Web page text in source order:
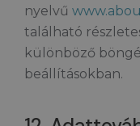
nyelvű
található
különböző
beállításokban.